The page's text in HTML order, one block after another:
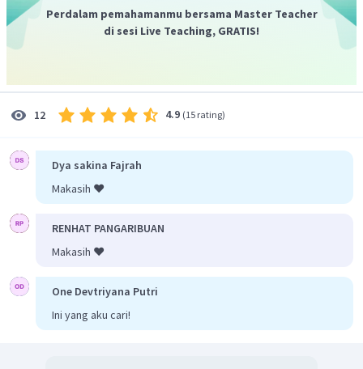
Perdalam pemahamanmu bersama Master Teacher
di sesi Live Teaching, GRATIS!
12 4.9 (15 rating)
Dya sakina Fajrah
Makasih ❤️
RENHAT PANGARIBUAN
Makasih ❤️
One Devtriyana Putri
Ini yang aku cari!